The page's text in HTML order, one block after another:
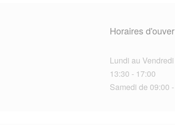
Horaires
Lundi au
13:30 - 17:00
Samedi de 09:00